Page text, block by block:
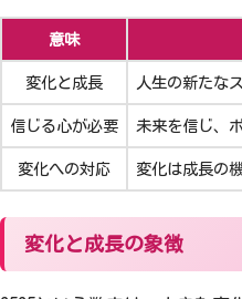
80 81
85 86
90 91
95 96
意味
変化と成長 人生の新たな
信じる心が必要 未来を信じ、
変化への対応 変化は成長の
変化と成長の象徴